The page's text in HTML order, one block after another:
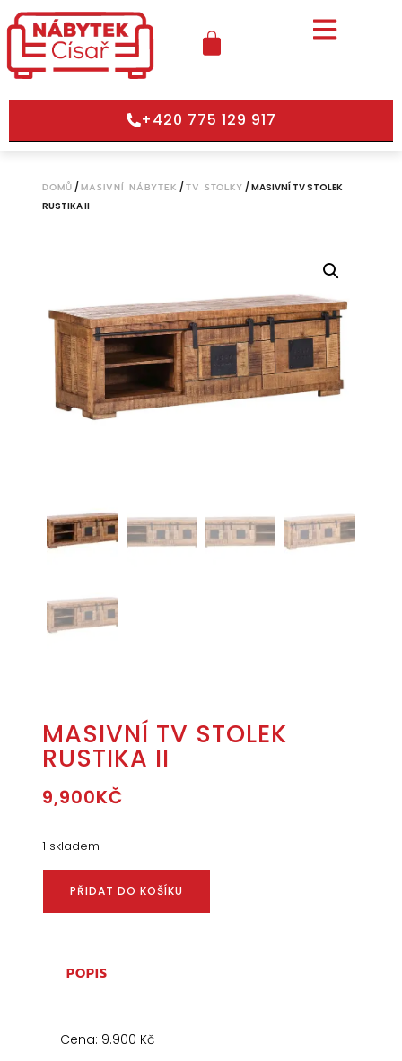
+420 775 129 917
DOMŮ /MASIVNÍ NÁBYTEK /TV STOLKY / MASIVNÍ TV STOLEK
RUSTIKA II
MASIVNÍ TV STOLEK
RUSTIKA II
9,900KČ
1 skladem
PŘIDAT DO KOŠÍKU
POPIS
Cena: 9.900 Kč